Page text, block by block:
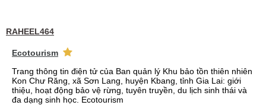
RAHEEL464
Ecotourism
Trang thông tin điện tử của Ban quản lý Khu bảo tồn thiên nhiên
Kon Chư Răng, xã Sơn Lang, huyện Kbang, tỉnh Gia Lai: giới
thiệu, hoạt động bảo vệ rừng, tuyên truyền, du lịch sinh thái và
đa dạng sinh học. Ecotourism